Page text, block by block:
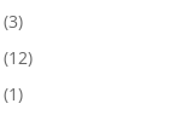
(3)
(12)
(1)